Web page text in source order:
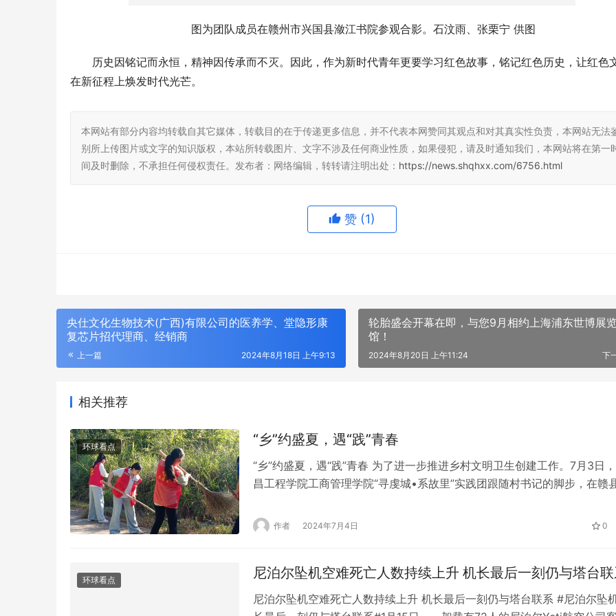
图为团队成员在赣州市兴国县潋江书院参观合影。石汶雨、张栗宁 供图
历史因铭记而永恒，精神因传承而不灭。因此，作为新时代青年更要学习红色故事，铭记红色历史，让红色
在新征程上焕发时代光芒。
本网站有部分内容均转载自其它媒体，转载目的在于传递更多信息，并不代表本网赞同其观点和对其真实性负责，本网站无法
别所上传图片或文字的知识版权，本站所转载图片、文字不涉及任何商业性质，如果侵犯，请及时通知我们，本网站将在第一
间及时删除，不承担任何侵权责任。发布者：网络编辑，转转请注明出处： https://news.shqhxx.com/6756.html
赞 (1)
央仕文化生物技术(广西)有限公司的医养学、堂隐形康
复芯片招代理商、经销商
上一篇 2024年8月18日 上午9:13
轮胎盛会开幕在即，与您9月相约上海浦东世博展
馆！
下
2024年8月20日 上午11:24
相关推荐
环球看点 “乡”约盛夏，遇“践”青春
“乡”约盛夏，遇“践”青春 为了进一步推进乡村文明卫生创建工作。7月3日
昌工程学院工商管理学院“寻虔城•系故里”实践团跟随村书记的脚步，在赣
到乡村卫生环境和车辆行驶。本次志愿服务活动的内容就是沿着各大公路对
作者 2024年7月4日 0
环球看点 尼泊尔坠机空难死亡人数持续上升 机长最后一刻仍与塔台
尼泊尔坠机空难死亡人数持续上升 机长最后一刻仍与塔台联系 #尼泊尔坠